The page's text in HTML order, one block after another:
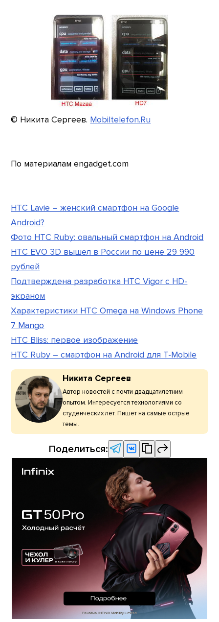
© Никита Сергеев. Mobiltelefon.Ru
По материалам engadget.com
HTC Lavie – женский смартфон на Google
Android?
Фото HTC Ruby: овальный смартфон на Android
HTC EVO 3D вышел в России по цене 29 990
рублей
Подтверждена разработка HTC Vigor с HD-
экраном
Характеристики HTC Omega на Windows Phone
7 Mango
HTC Bliss: первое изображение
HTC Ruby – смартфон на Android для T-Mobile
Никита Сергеев
Автор новостей с почти двадцатилетним
опытом. Интересуется технологиями со
студенческих лет. Пишет на самые острые
темы.
Поделиться: